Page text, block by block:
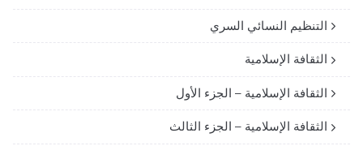
التنظيم النسائي السري
الثقافة الإسلامية
الثقافة الإسلامية – الجزء الأول
الثقافة الإسلامية – الجزء الثالث